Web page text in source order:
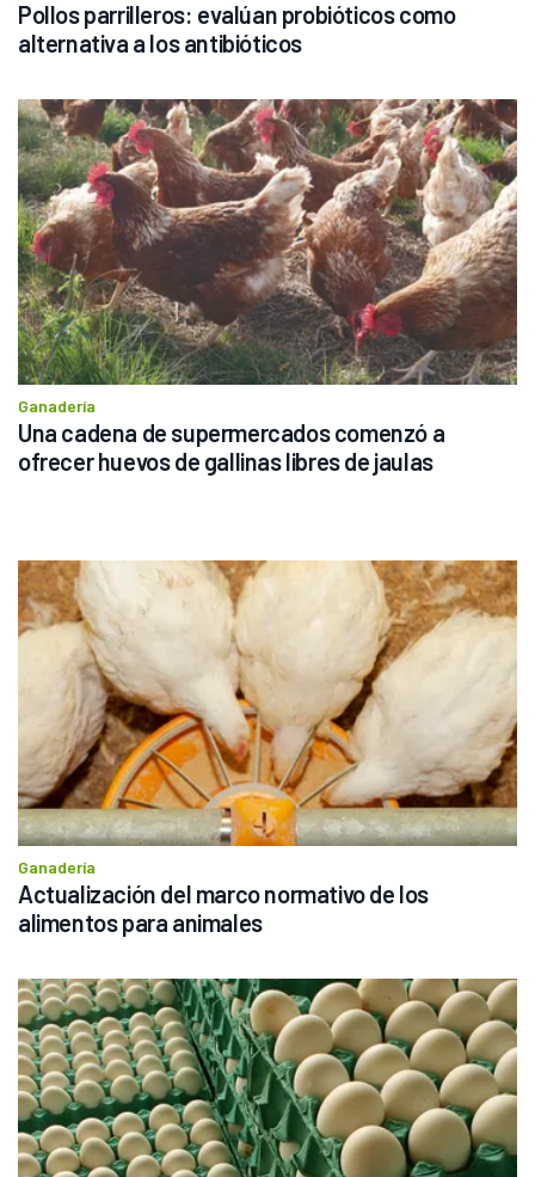
Pollos parrilleros: evalúan probióticos como
alternativa a los antibióticos
Ganadería
Una cadena de supermercados comenzó a
ofrecer huevos de gallinas libres de jaulas
Ganadería
Actualización del marco normativo de los
alimentos para animales